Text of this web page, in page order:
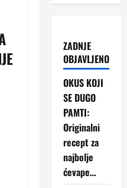
ZADNJE
OBJAVLJENO
OKUS KOJI
SE DUGO
PAMTI:
Originalni
recept za
najbolje
ćevape…